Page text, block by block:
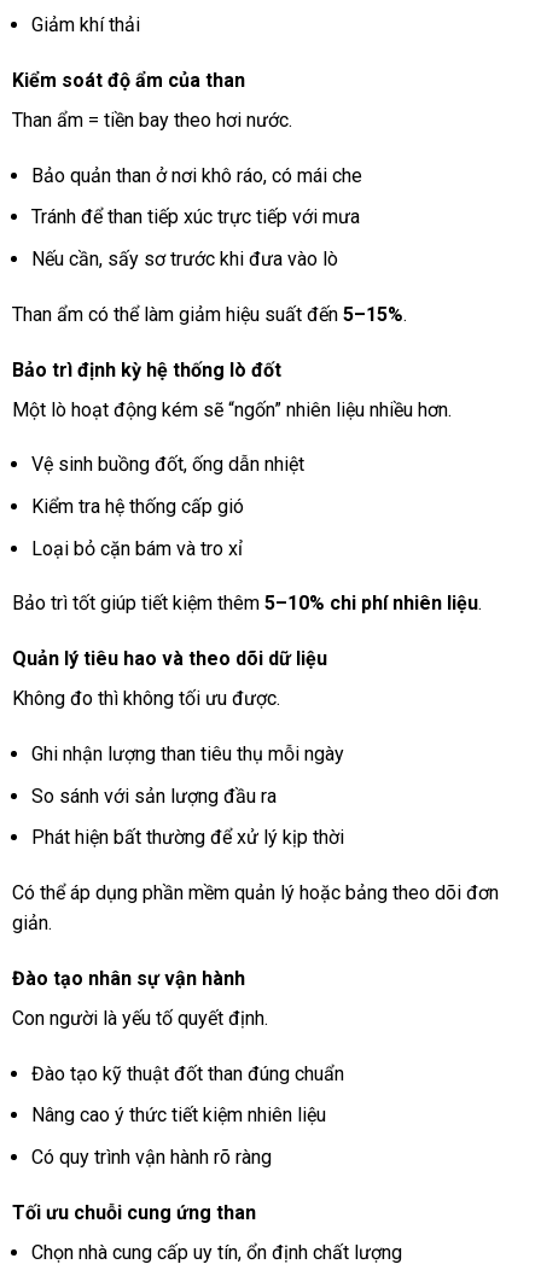
Giảm khí thải
Kiểm soát độ ẩm của than
Than ẩm = tiền bay theo hơi nước.
Bảo quản than ở nơi khô ráo, có mái che
Tránh để than tiếp xúc trực tiếp với mưa
Nếu cần, sấy sơ trước khi đưa vào lò
Than ẩm có thể làm giảm hiệu suất đến 5–15%.
Bảo trì định kỳ hệ thống lò đốt
Một lò hoạt động kém sẽ “ngốn” nhiên liệu nhiều hơn.
Vệ sinh buồng đốt, ống dẫn nhiệt
Kiểm tra hệ thống cấp gió
Loại bỏ cặn bám và tro xỉ
Bảo trì tốt giúp tiết kiệm thêm 5–10% chi phí nhiên liệu.
Quản lý tiêu hao và theo dõi dữ liệu
Không đo thì không tối ưu được.
Ghi nhận lượng than tiêu thụ mỗi ngày
So sánh với sản lượng đầu ra
Phát hiện bất thường để xử lý kịp thời
Có thể áp dụng phần mềm quản lý hoặc bảng theo dõi đơn
giản.
Đào tạo nhân sự vận hành
Con người là yếu tố quyết định.
Đào tạo kỹ thuật đốt than đúng chuẩn
Nâng cao ý thức tiết kiệm nhiên liệu
Có quy trình vận hành rõ ràng
Tối ưu chuỗi cung ứng than
Chọn nhà cung cấp uy tín, ổn định chất lượng